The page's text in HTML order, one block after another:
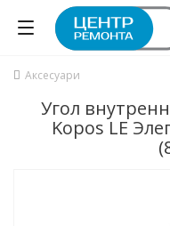
Аксесуари
Угол
Kopos LE